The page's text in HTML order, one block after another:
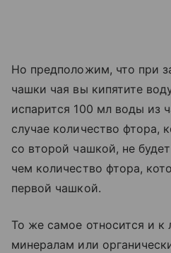
Но предположим, что при
чашки чая вы кипятите
испарится 100 мл воды из
случае количество фтора,
со второй чашкой, не
чем количество фтора,
первой чашкой.
То же самое относится и
минералам или